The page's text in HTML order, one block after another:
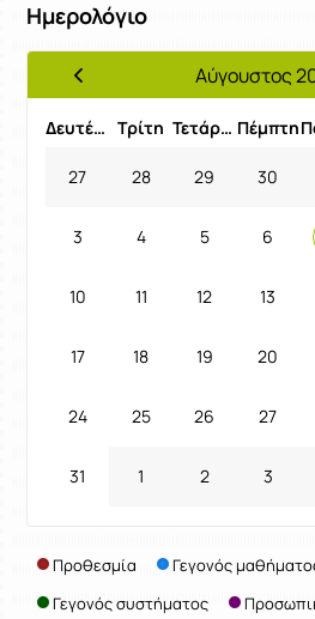
Ημερολόγιο
Προηγούμενος Μήνας
Αύγουστος
Δευτέρα Τρίτη Τετάρτη Πέμπτη
27 28 29 30
3 4 5 6
10 11 12 13
17 18 19 20
24 25 26 27
31 1 2 3
Προθεσμία
Γεγονός
Γεγονός συστήματος